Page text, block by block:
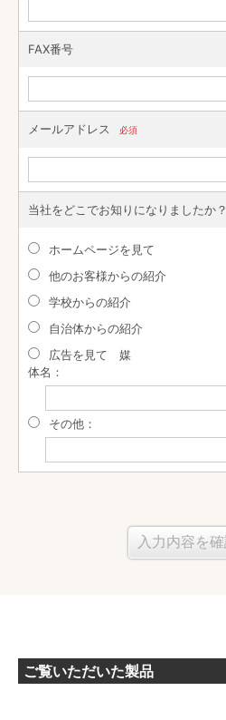
FAX番号
メールアドレス 必須
当社をどこでお知りになりましたか？
ホームページを見て
他のお客様からの紹介
学校からの紹介
自治体からの紹介
広告を見て 媒
体名：
その他：
ご覧いただいた製品